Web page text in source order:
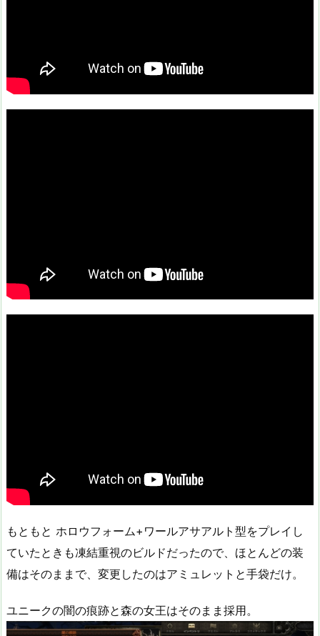
もともと ホロウフォーム+ワールアサアルト型をプレイし
ていたときも凍結重視のビルドだったので、ほとんどの装
備はそのままで、変更したのはアミュレットと手袋だけ。
ユニークの闇の痕跡と森の女王はそのまま採用。